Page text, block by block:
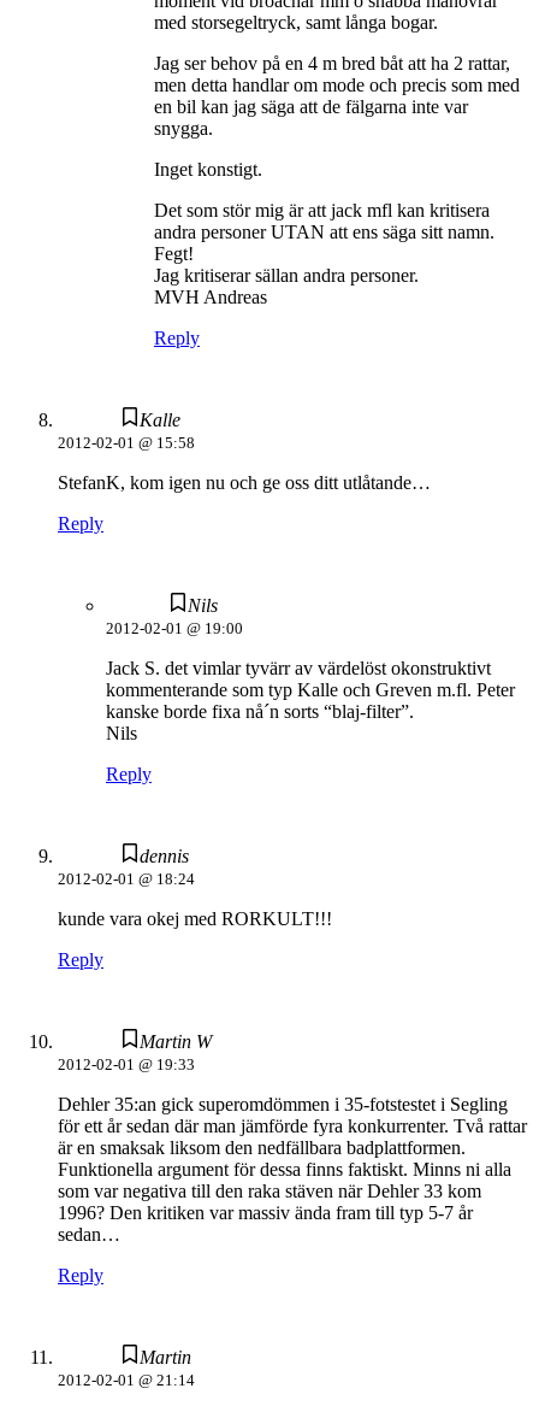
med storsegeltryck, samt långa bogar.
Jag ser behov på en 4 m bred båt att ha 2 rattar,
men detta handlar om mode och precis som med
en bil kan jag säga att de fälgarna inte var
snygga.
Inget konstigt.
Det som stör mig är att jack mfl kan kritisera
andra personer UTAN att ens säga sitt namn.
Fegt!
Jag kritiserar sällan andra personer.
MVH Andreas
Reply
Kalle
2012-02-01 @ 15:58
StefanK, kom igen nu och ge oss ditt utlåtande…
Reply
Nils
2012-02-01 @ 19:00
Jack S. det vimlar tyvärr av värdelöst okonstruktivt
kommenterande som typ Kalle och Greven m.fl. Peter
kanske borde fixa nå´n sorts “blaj-filter”.
Nils
Reply
dennis
2012-02-01 @ 18:24
kunde vara okej med RORKULT!!!
Reply
Martin W
2012-02-01 @ 19:33
Dehler 35:an gick superomdömmen i 35-fotstestet i Segling
för ett år sedan där man jämförde fyra konkurrenter. Två rattar
är en smaksak liksom den nedfällbara badplattformen.
Funktionella argument för dessa finns faktiskt. Minns ni alla
som var negativa till den raka stäven när Dehler 33 kom
1996? Den kritiken var massiv ända fram till typ 5-7 år
sedan…
Reply
Martin
2012-02-01 @ 21:14